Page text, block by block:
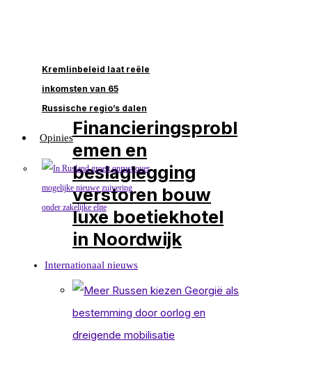
Kremlinbeleid laat reële
inkomsten van 65
Russische regio’s dalen
OpiniesFinancieringsprobl
emen en
beslaglegging
verstoren bouw
luxe boetiekhotel
in Noordwijk
Internationaal nieuws